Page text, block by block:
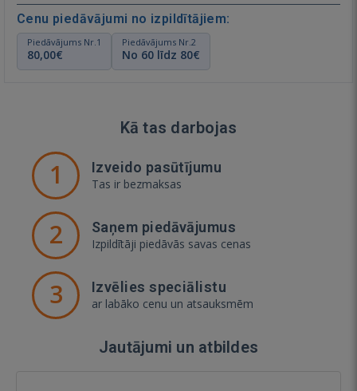
Cenu piedāvājumi no izpildītājiem:
Piedāvājums Nr.1
80,00€
Piedāvājums Nr.2
No 60 līdz 80€
Kā tas darbojas
1 Izveido pasūtījumu
Tas ir bezmaksas
2 Saņem piedāvājumus
Izpildītāji piedāvās savas cenas
3 Izvēlies speciālistu
ar labāko cenu un atsauksmēm
Jautājumi un atbildes